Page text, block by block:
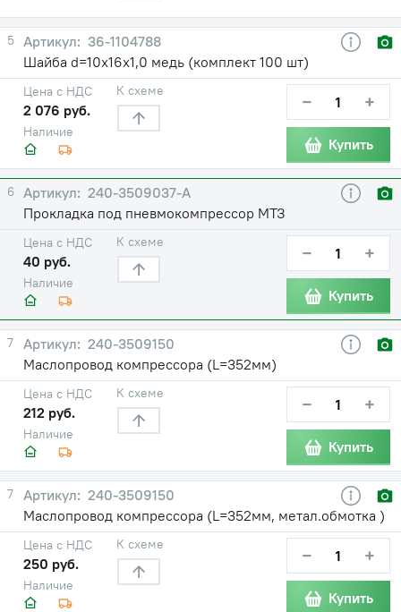
5
36-1104788
Шайба d=10х16х1,0 медь (комплект 100 шт)
Наличие
Цена с НДС
2 076 руб.
К схеме − +
Купить
6
240-3509037-А
Прокладка под пневмокомпрессор МТЗ
Наличие
Цена с НДС
40 руб.
К схеме − +
Купить
7
240-3509150
Маслопровод компрессора (L=352мм)
Наличие
Цена с НДС
212 руб.
К схеме − +
Купить
7
240-3509150
Маслопровод компрессора (L=352мм, метал.обмотка )
Наличие
Цена с НДС
250 руб.
К схеме − +
Купить